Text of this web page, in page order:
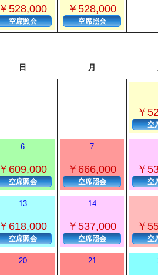
￥528,000
空席照会
￥528,000
空席照会
日 月
￥
空
6
￥609,000
空席照会
7
￥666,000
空席照会
￥
空
13
￥618,000
空席照会
14
￥537,000
空席照会
￥
空
20 21